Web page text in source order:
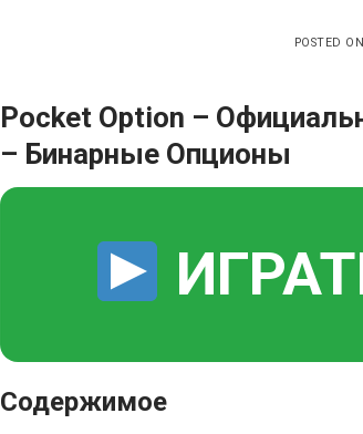
POSTED ON
Pocket Option –
– Бинарные Опционы
Содержимое